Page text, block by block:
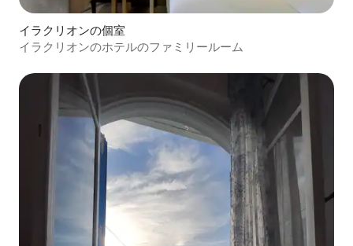
イラクリオンの個室
イラクリオンのホテルのファミリールーム